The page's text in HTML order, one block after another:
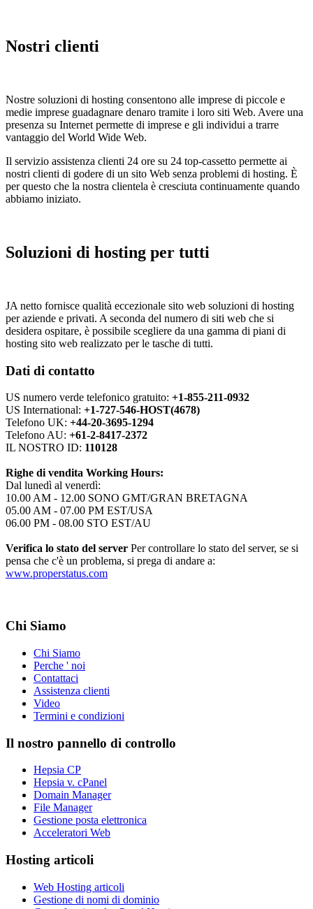
Nostri clienti
Nostre soluzioni di hosting consentono alle imprese di piccole e
medie imprese guadagnare denaro tramite i loro siti Web. Avere una
presenza su Internet permette di imprese e gli individui a trarre
vantaggio del World Wide Web.
Il servizio assistenza clienti 24 ore su 24 top-cassetto permette ai
nostri clienti di godere di un sito Web senza problemi di hosting. È
per questo che la nostra clientela è cresciuta continuamente quando
abbiamo iniziato.
Soluzioni di hosting per tutti
JA netto fornisce qualità eccezionale sito web soluzioni di hosting
per aziende e privati. A seconda del numero di siti web che si
desidera ospitare, è possibile scegliere da una gamma di piani di
hosting sito web realizzato per le tasche di tutti.
Dati di contatto
US numero verde telefonico gratuito: +1-855-211-0932
US International: +1-727-546-HOST(4678)
Telefono UK: +44-20-3695-1294
Telefono AU: +61-2-8417-2372
IL NOSTRO ID: 110128
Righe di vendita Working Hours:
Dal lunedì al venerdì:
10.00 AM - 12.00 SONO GMT/GRAN BRETAGNA
05.00 AM - 07.00 PM EST/USA
06.00 PM - 08.00 STO EST/AU
Verifica lo stato del server Per controllare lo stato del server, se si
pensa che c'è un problema, si prega di andare a:
www.properstatus.com
Chi Siamo
Chi Siamo
Perche ' noi
Contattaci
Assistenza clienti
Video
Termini e condizioni
Il nostro pannello di controllo
Hepsia CP
Hepsia v. cPanel
Domain Manager
File Manager
Gestione posta elettronica
Acceleratori Web
Hosting articoli
Web Hosting articoli
Gestione di nomi di dominio